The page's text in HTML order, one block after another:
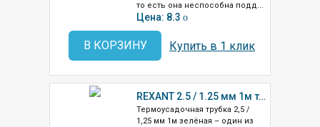
то есть она неспособна подд...
Цена: 8.3 o
В КОРЗИНУ Купить в 1 клик
REXANT 2.5 / 1.25 мм 1м термоусадка зелёная (20-2503)
Термоусадочная трубка 2,5 /
1,25 мм 1м зелёная – один из